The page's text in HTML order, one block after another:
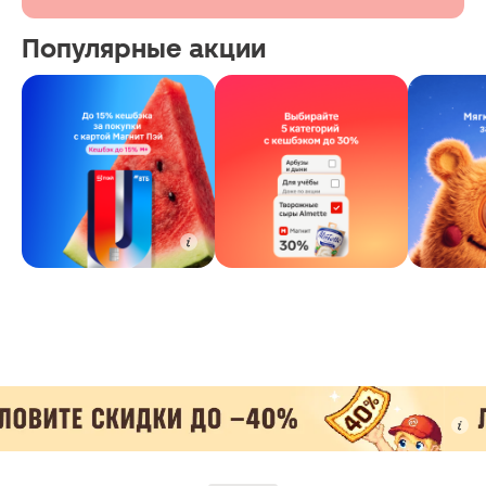
Популярные акции